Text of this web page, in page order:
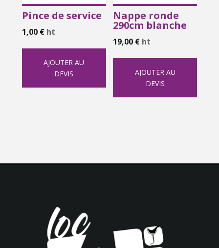
Pince de service
1,00 € ht
AJOUTER AU
DEVIS
Nappe ronde
290cm blanche
19,00 € ht
AJOUTER AU
DEVIS